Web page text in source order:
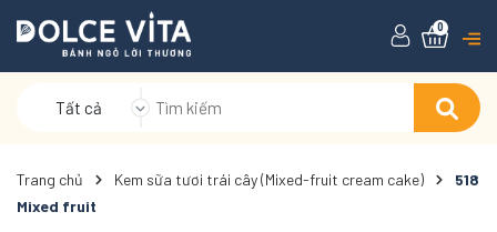
Tất cả
0
Trang chủ Kem sữa tươi trái cây (Mixed-fruit cream cake)
518
Mixed fruit